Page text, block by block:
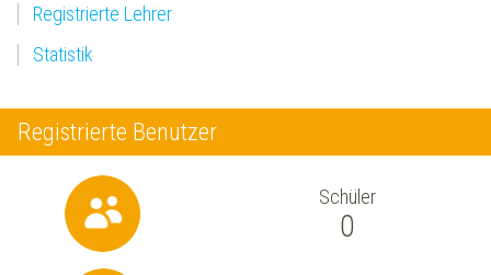
Registrierte Lehrer
Statistik
Registrierte Benutzer
Schüler
0